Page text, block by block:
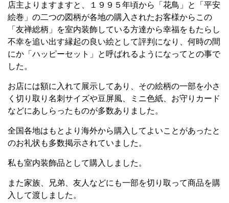
店主よりますますと、１９９５年頃から「花鳥」と「平安
絵巻」の二つの図柄が各地の購入されたお客様からこの
「友禅総柄」を室内装飾している方達から幸福をもたらし
不幸を追い出す縁起の良い絵として評判になり、何時の間
にか「ハッピーセット」と呼ばれるようになってとの事で
した。
お店には額に入れて展示してあり、その絵柄の一部を小さ
く切り取り名刺サイズや豆屏風、ミニ色紙、お守りカード
などにあしらったものが多数ありました。
全国各地はもとより海外から購入してよいことがあったと
のお礼状も多数掲示されていました。
私も室内装飾品として購入しました。
また家族、兄弟、友人などにも一部を切り取って商品を購
入して渡しました。